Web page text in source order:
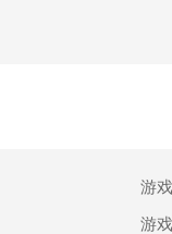
游
游